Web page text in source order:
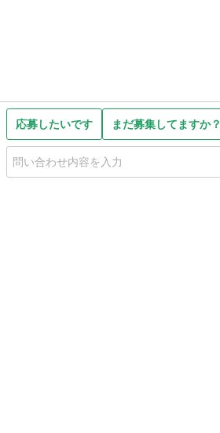
応募したいです まだ募集してますか？